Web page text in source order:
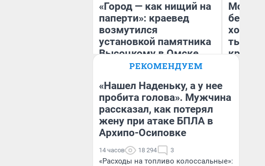
«Город — как нищий на
паперти»: краевед
возмутился
установкой памятника
Высоцкому в Омске
Историк
Мой
хотела
тысяч,
РЕКОМЕНДУЕМ
«Нашел Наденьку, а у нее
пробита голова». Мужчина
рассказал, как потерял
жену при атаке БПЛА в
Архипо-Осиповке
14 часов 18 294 3
«Расходы на топливо колоссальные»: